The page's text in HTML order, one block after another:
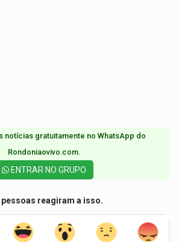
notícias gratuitamente no WhatsApp do
Rondoniaovivo.com.​
ENTRAR NO GRUPO
pessoas reagiram a isso.